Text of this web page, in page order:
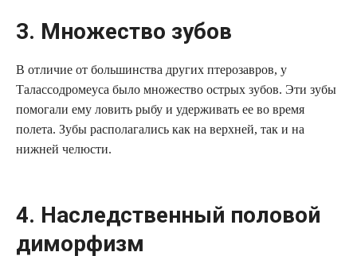
3. Множество зубов
В отличие от большинства других птерозавров, у
Талассодромеуса было множество острых зубов. Эти зубы
помогали ему ловить рыбу и удерживать ее во время
полета. Зубы располагались как на верхней, так и на
нижней челюсти.
4. Наследственный половой
диморфизм